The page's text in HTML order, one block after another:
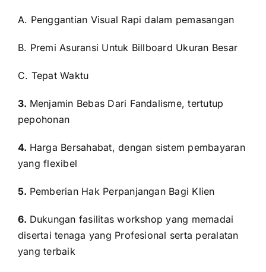
A. Penggantian Visual Rapi dalam pemasangan
B. Premi Asuransi Untuk Billboard Ukuran Besar
C. Tepat Waktu
3. Menjamin Bebas Dari Fandalisme, tertutup
pepohonan
4. Harga Bersahabat, dengan sistem pembayaran
yang flexibel
5. Pemberian Hak Perpanjangan Bagi Klien
6. Dukungan fasilitas workshop yang memadai
disertai tenaga yang Profesional serta peralatan
yang terbaik